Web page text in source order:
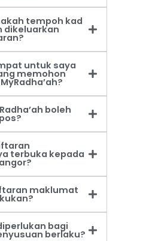
tempoh kad
dikeluarkan
untuk saya
memohon
boleh
terbuka kepada
maklumat
bagi
berlaku?